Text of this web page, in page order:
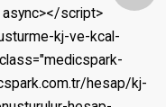
script>
kj-ve-kcal-
hesap/kj-